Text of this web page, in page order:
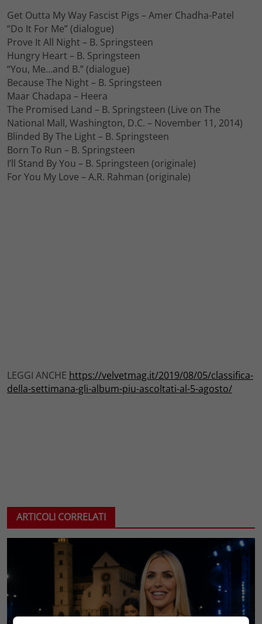
Get Outta My Way Fascist Pigs – Amer Chadha-Patel
“Do It For Me” (dialogue)
Prove It All Night – B. Springsteen
Hungry Heart – B. Springsteen
“You, Me…and B.” (dialogue)
Because The Night – B. Springsteen
Maar Chadapa – Heera
The Promised Land – B. Springsteen (Live on The
National Mall, Washington, D.C. – November 11, 2014)
Blinded By The Light – B. Springsteen
Born To Run – B. Springsteen
I’ll Stand By You – B. Springsteen (originale)
For You My Love – A.R. Rahman (originale)
LEGGI ANCHE https://velvetmag.it/2019/08/05/classifica-
della-settimana-gli-album-piu-ascoltati-al-5-agosto/
ARTICOLI CORRELATI